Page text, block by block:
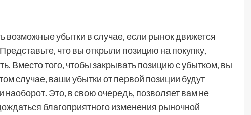
возможные убытки в случае, если рынок движется
что вы открыли позицию на покупку,
Вместо того, чтобы закрывать позицию с убытком, вы
случае, ваши убытки от первой позиции будут
Это, в свою очередь, позволяет вам не
благоприятного изменения рыночной